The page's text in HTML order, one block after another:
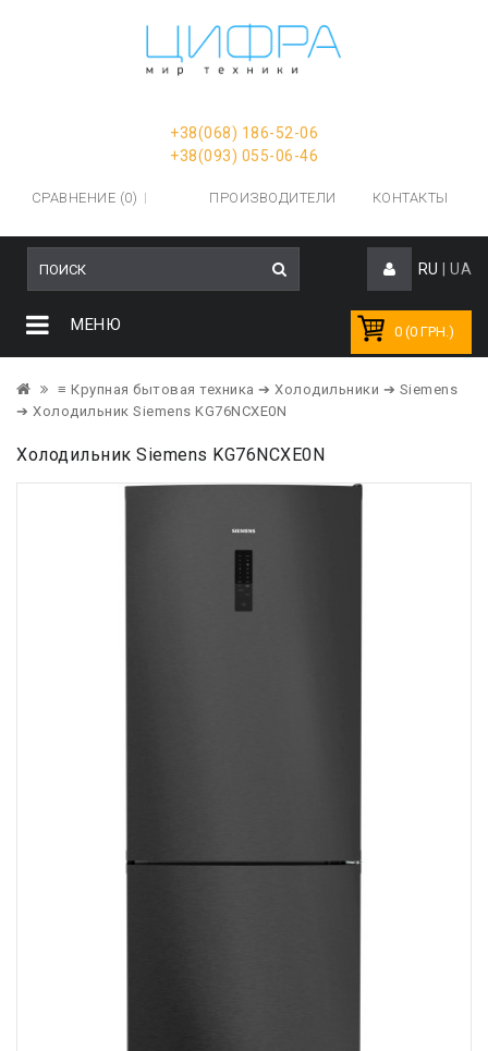
+38(068) 186-52-06
+38(093) 055-06-46
СРАВНЕНИЕ (0) ПРОИЗВОДИТЕЛИ КОНТАКТЫ
RU UA
0 (0 ГРН.)
МЕНЮ
≡ Крупная бытовая техника ➔ Холодильники ➔ Siemens
➔ Холодильник Siemens KG76NCXE0N
Холодильник Siemens KG76NCXE0N